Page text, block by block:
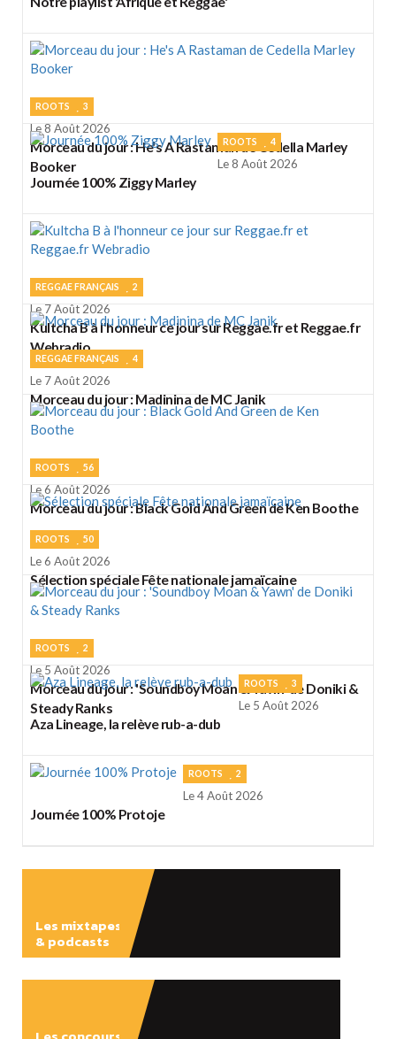
ROOTS 3
Le 8 Août 2026
Morceau du jour : He's A Rastaman de Cedella Marley
Booker
ROOTS 4
Le 8 Août 2026
Journée 100% Ziggy Marley
REGGAE FRANÇAIS 2
Le 7 Août 2026
Kultcha B à l'honneur ce jour sur Reggae.fr et Reggae.fr
Webradio
REGGAE FRANÇAIS 4
Le 7 Août 2026
Morceau du jour : Madinina de MC Janik
ROOTS 56
Le 6 Août 2026
Morceau du jour : Black Gold And Green de Ken Boothe
ROOTS 50
Le 6 Août 2026
Sélection spéciale Fête nationale jamaïcaine
ROOTS 2
Le 5 Août 2026
Morceau du jour : 'Soundboy Moan & Yawn' de Doniki &
Steady Ranks
ROOTS 3
Le 5 Août 2026
Aza Lineage, la relève rub-a-dub
ROOTS 2
Le 4 Août 2026
Journée 100% Protoje
Les mixtapes
& podcasts